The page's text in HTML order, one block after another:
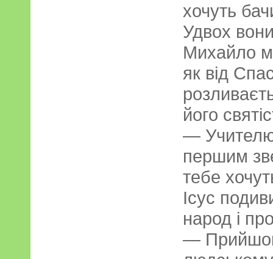
хочуть
Удвох
Михайло
як від
його
—
першим
тебе
Ісус
народ і
—